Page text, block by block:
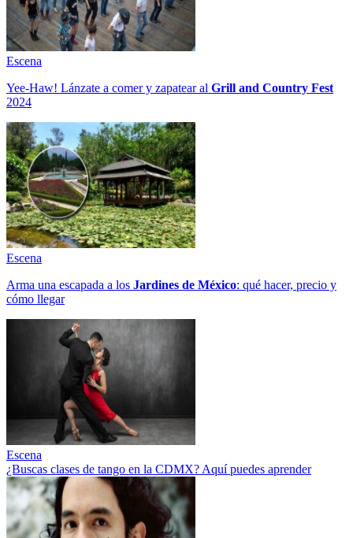
Escena
Yee-Haw! Lánzate a comer y zapatear al Grill and Country Fest
2024
Escena
Arma una escapada a los Jardines de México: qué hacer, precio y
cómo llegar
Escena
¿Buscas clases de tango en la CDMX? Aquí puedes aprender